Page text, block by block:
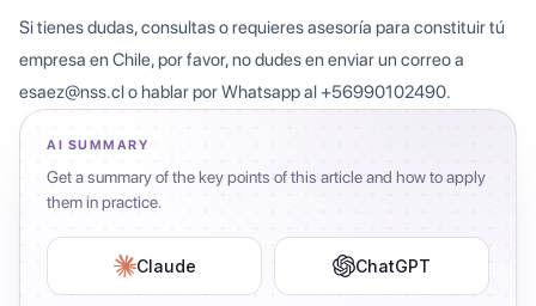
Si tienes dudas, consultas o requieres asesoría para constituir tú
empresa en Chile, por favor, no dudes en enviar un correo a
esaez@nss.cl o hablar por Whatsapp al +56990102490.
AI SUMMARY
Get a summary of the key points of this article and how to apply
them in practice.
Claude ChatGPT